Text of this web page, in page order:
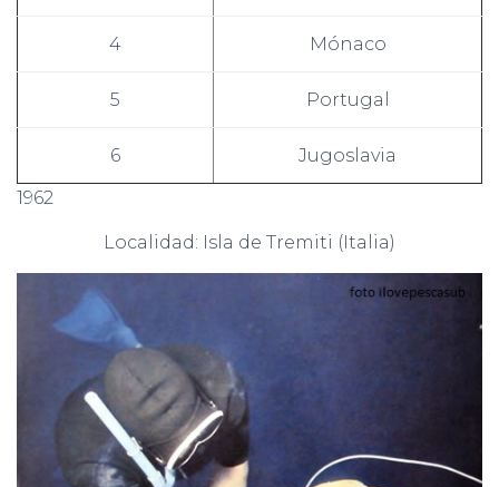
4 Mónaco
5 Portugal
6
Jugoslavia
1962
Localidad: Isla de Tremiti (Italia)